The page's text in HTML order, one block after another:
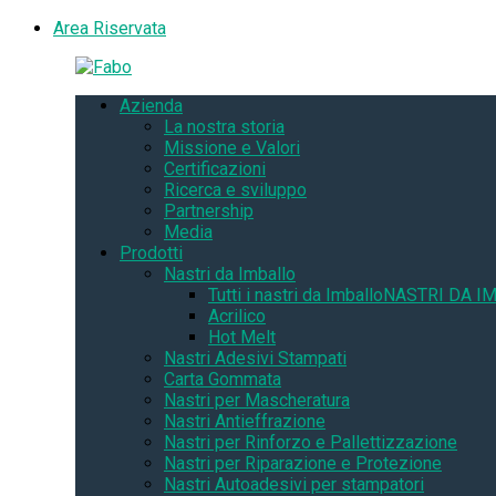
Area Riservata
Azienda
La nostra storia
Missione e Valori
Certificazioni
Ricerca e sviluppo
Partnership
Media
Prodotti
Nastri da Imballo
Tutti i nastri da ImballoNASTRI DA
Acrilico
Hot Melt
Nastri Adesivi Stampati
Carta Gommata
Nastri per Mascheratura
Nastri Antieffrazione
Nastri per Rinforzo e Pallettizzazione
Nastri per Riparazione e Protezione
Nastri Autoadesivi per stampatori